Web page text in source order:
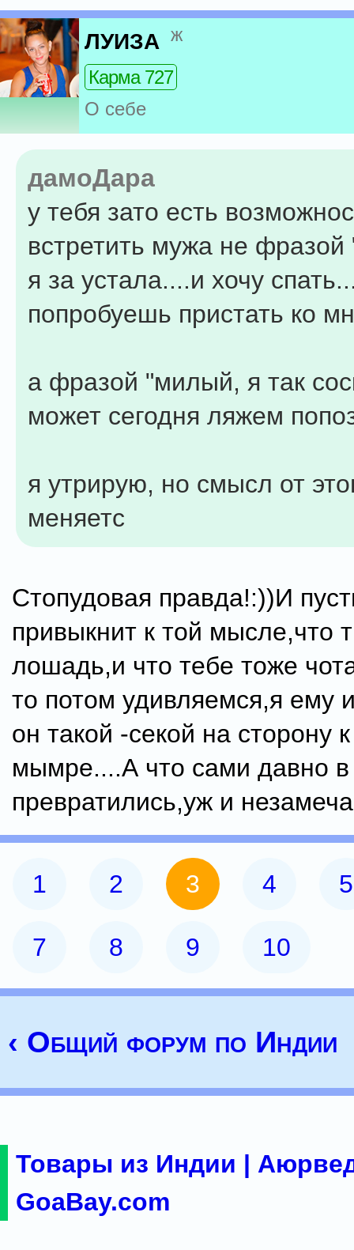
ЛУИЗА ж
Карма 727
О себе
дамоДара
у тебя зато есть
встретить мужа не фразой
я за устала....и хочу
попробуешь пристать ко
а фразой "милый, я так
может сегодня ляжем
я утрирую, но смысл от
меняетс
Стопудовая правда!:))И
привыкнит к той мысле,что
лошадь,и что тебе тоже
то потом удивляемся,я ему
он такой -секой на сторону
мымре....А что сами давно
превратились,уж и
1 2 3 4 5
7 8 9 10
‹ Общий форум по Индии
Товары из Индии |
GoaBay.com